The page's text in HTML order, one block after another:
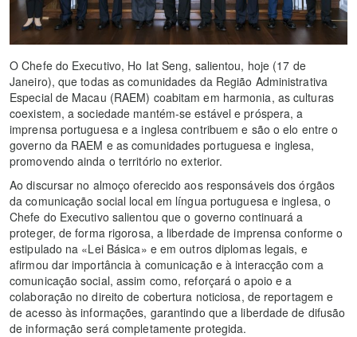
O Chefe do Executivo, Ho Iat Seng, salientou, hoje (17 de
Janeiro), que todas as comunidades da Região Administrativa
Especial de Macau (RAEM) coabitam em harmonia, as culturas
coexistem, a sociedade mantém-se estável e próspera, a
imprensa portuguesa e a inglesa contribuem e são o elo entre o
governo da RAEM e as comunidades portuguesa e inglesa,
promovendo ainda o território no exterior.
Ao discursar no almoço oferecido aos responsáveis dos órgãos
da comunicação social local em língua portuguesa e inglesa, o
Chefe do Executivo salientou que o governo continuará a
proteger, de forma rigorosa, a liberdade de imprensa conforme o
estipulado na «Lei Básica» e em outros diplomas legais, e
afirmou dar importância à comunicação e à interacção com a
comunicação social, assim como, reforçará o apoio e a
colaboração no direito de cobertura noticiosa, de reportagem e
de acesso às informações, garantindo que a liberdade de difusão
de informação será completamente protegida.